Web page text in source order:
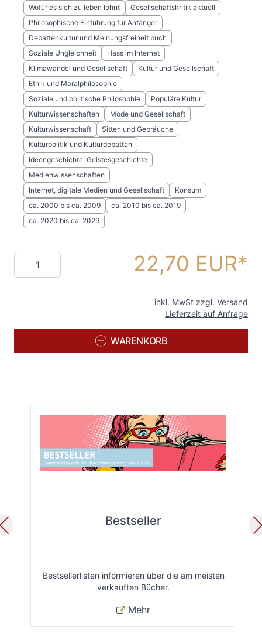
Wofür es sich zu leben lohnt
Gesellschaftskritik aktuell
Philosophische Einführung für Anfänger
Debattenkultur und Meinungsfreiheit buch
Soziale Ungleichheit
Hass im Internet
Klimawandel und Gesellschaft
Kultur und Gesellschaft
Ethik und Moralphilosophie
Soziale und politische Philosophie
Populäre Kultur
Kulturwissenschaften
Mode und Gesellschaft
Kulturwissenschaft
Sitten und Gebräuche
Kulturpolitik und Kulturdebatten
Ideengeschichte, Geistesgeschichte
Medienwissenschaften
Internet, digitale Medien und Gesellschaft
Konsum
ca. 2000 bis ca. 2009
ca. 2010 bis ca. 2019
ca. 2020 bis ca. 2029
Menge 22,70 EUR
inkl. MwSt zzgl. Versand
Lieferzeit auf Anfrage
WARENKORB
Bestseller
Bestsellerlisten informieren über die am meisten
verkauften Bücher.
Mehr